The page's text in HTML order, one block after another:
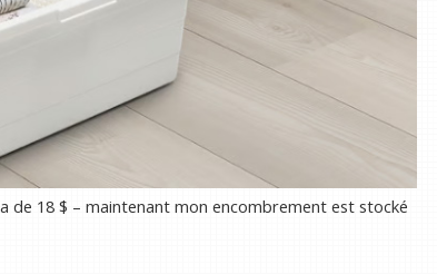
de 18 $ – maintenant mon encombrement est stocké